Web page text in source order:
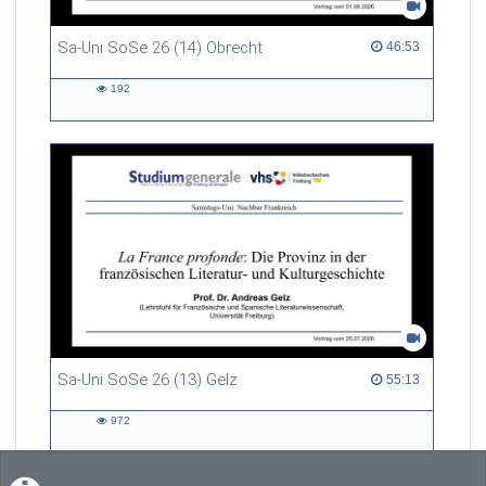
Sa-Uni SoSe 26 (14) Obrecht 46:53
46:53 duration
192
Sa-Uni SoSe 26 (13) Gelz 55:13
55:13 duration
972